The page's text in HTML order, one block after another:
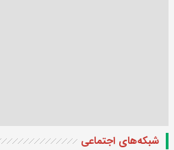
شبکه‌های اجتماعی